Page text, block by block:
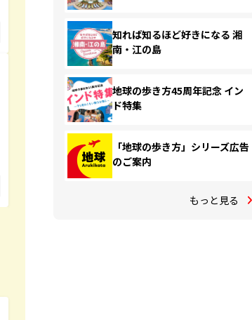
知れば知るほど好きになる 湘
南・江の島
地球の歩き方45周年記念 イン
ド特集
「地球の歩き方」シリーズ広告
のご案内
もっと見る